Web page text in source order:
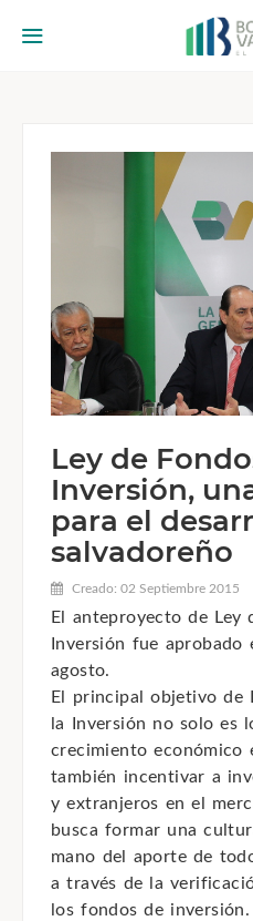
Ley de
Inversión,
para el
salvadoreño
Creado: 02 Septiembre 2015
El anteproyecto de Ley
Inversión fue aprobado
agosto.
El principal objetivo de
la Inversión no solo es
crecimiento económico
también incentivar a
y extranjeros en el
busca formar una
mano del aporte de
a través de la
los fondos de inversión.